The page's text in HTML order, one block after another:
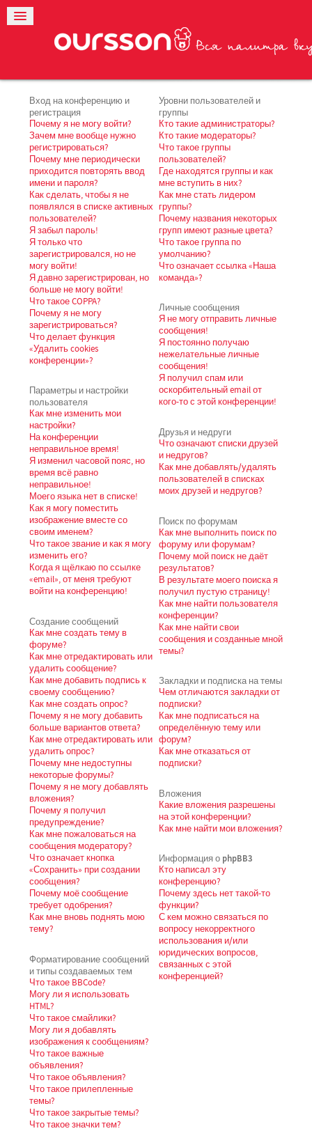
Вход на конференцию и
регистрация
Почему я не могу войти?
Зачем мне вообще нужно
регистрироваться?
Почему мне периодически
приходится повторять ввод
имени и пароля?
Как сделать, чтобы я не
появлялся в списке активных
пользователей?
Я забыл пароль!
Я только что
зарегистрировался, но не
могу войти!
Я давно зарегистрирован, но
больше не могу войти!
Что такое COPPA?
Почему я не могу
зарегистрироваться?
Что делает функция
«Удалить cookies
конференции»?
Параметры и настройки
пользователя
Как мне изменить мои
настройки?
На конференции
неправильное время!
Я изменил часовой пояс, но
время всё равно
неправильное!
Моего языка нет в списке!
Как я могу поместить
изображение вместе со
своим именем?
Что такое звание и как я могу
изменить его?
Когда я щёлкаю по ссылке
«email», от меня требуют
войти на конференцию!
Создание сообщений
Как мне создать тему в
форуме?
Как мне отредактировать или
удалить сообщение?
Как мне добавить подпись к
своему сообщению?
Как мне создать опрос?
Почему я не могу добавить
больше вариантов ответа?
Как мне отредактировать или
удалить опрос?
Почему мне недоступны
некоторые форумы?
Почему я не могу добавлять
вложения?
Почему я получил
предупреждение?
Как мне пожаловаться на
сообщения модератору?
Что означает кнопка
«Сохранить» при создании
сообщения?
Почему моё сообщение
требует одобрения?
Как мне вновь поднять мою
тему?
Форматирование сообщений
и типы создаваемых тем
Что такое BBCode?
Могу ли я использовать
HTML?
Что такое смайлики?
Могу ли я добавлять
изображения к сообщениям?
Что такое важные
объявления?
Что такое объявления?
Что такое прилепленные
темы?
Что такое закрытые темы?
Что такое значки тем?
Уровни пользователей и
группы
Кто такие администраторы?
Кто такие модераторы?
Что такое группы
пользователей?
Где находятся группы и как
мне вступить в них?
Как мне стать лидером
группы?
Почему названия некоторых
групп имеют разные цвета?
Что такое группа по
умолчанию?
Что означает ссылка «Наша
команда»?
Личные сообщения
Я не могу отправить личные
сообщения!
Я постоянно получаю
нежелательные личные
сообщения!
Я получил спам или
оскорбительный email от
кого-то с этой конференции!
Друзья и недруги
Что означают списки друзей
и недругов?
Как мне добавлять/удалять
пользователей в списках
моих друзей и недругов?
Поиск по форумам
Как мне выполнить поиск по
форуму или форумам?
Почему мой поиск не даёт
результатов?
В результате моего поиска я
получил пустую страницу!
Как мне найти пользователя
конференции?
Как мне найти свои
сообщения и созданные мной
темы?
Закладки и подписка на темы
Чем отличаются закладки от
подписки?
Как мне подписаться на
определённую тему или
форум?
Как мне отказаться от
подписки?
Вложения
Какие вложения разрешены
на этой конференции?
Как мне найти мои вложения?
Информация о phpBB3
Кто написал эту
конференцию?
Почему здесь нет такой-то
функции?
С кем можно связаться по
вопросу некорректного
использования и/или
юридических вопросов,
связанных с этой
конференцией?